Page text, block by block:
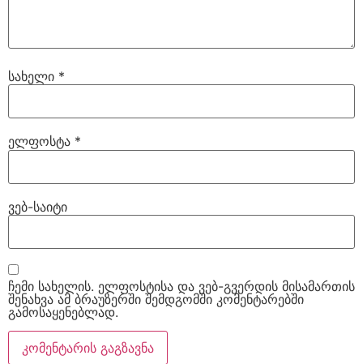
სახელი *
ელფოსტა *
ვებ-საიტი
ჩემი სახელის. ელფოსტისა და ვებ-გვერდის მისამართის
შენახვა ამ ბრაუზერში შემდგომში კომენტარებში
გამოსაყენებლად.